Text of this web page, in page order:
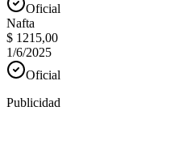
Oficial
Nafta
$ 1215,00
1/6/2025
Oficial
Publicidad